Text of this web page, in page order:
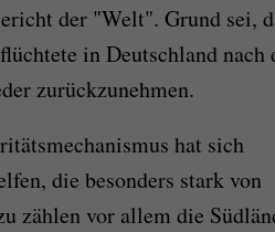
der "Welt". Grund sei,
in Deutschland nach
zurückzunehmen.
hat sich
die besonders stark von
zählen vor allem die